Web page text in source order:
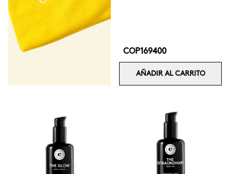
COP169400
AÑADIR AL CARRITO